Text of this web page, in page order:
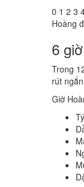
0 1 2 3
Hoàng
6
Trong
rút
Giờ